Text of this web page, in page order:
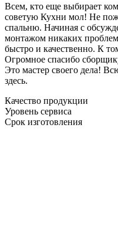
Всем, кто еще выбирает
советую Кухни мол! Не
спальню. Начиная с
монтажом никаких
быстро и качественно. К
Огромное спасибо
Это мастер своего дела!
здесь.
Качество продукции
Уровень сервиса
Срок изготовления